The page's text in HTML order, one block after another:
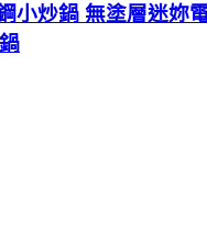
小炒鍋 無塗層迷妳